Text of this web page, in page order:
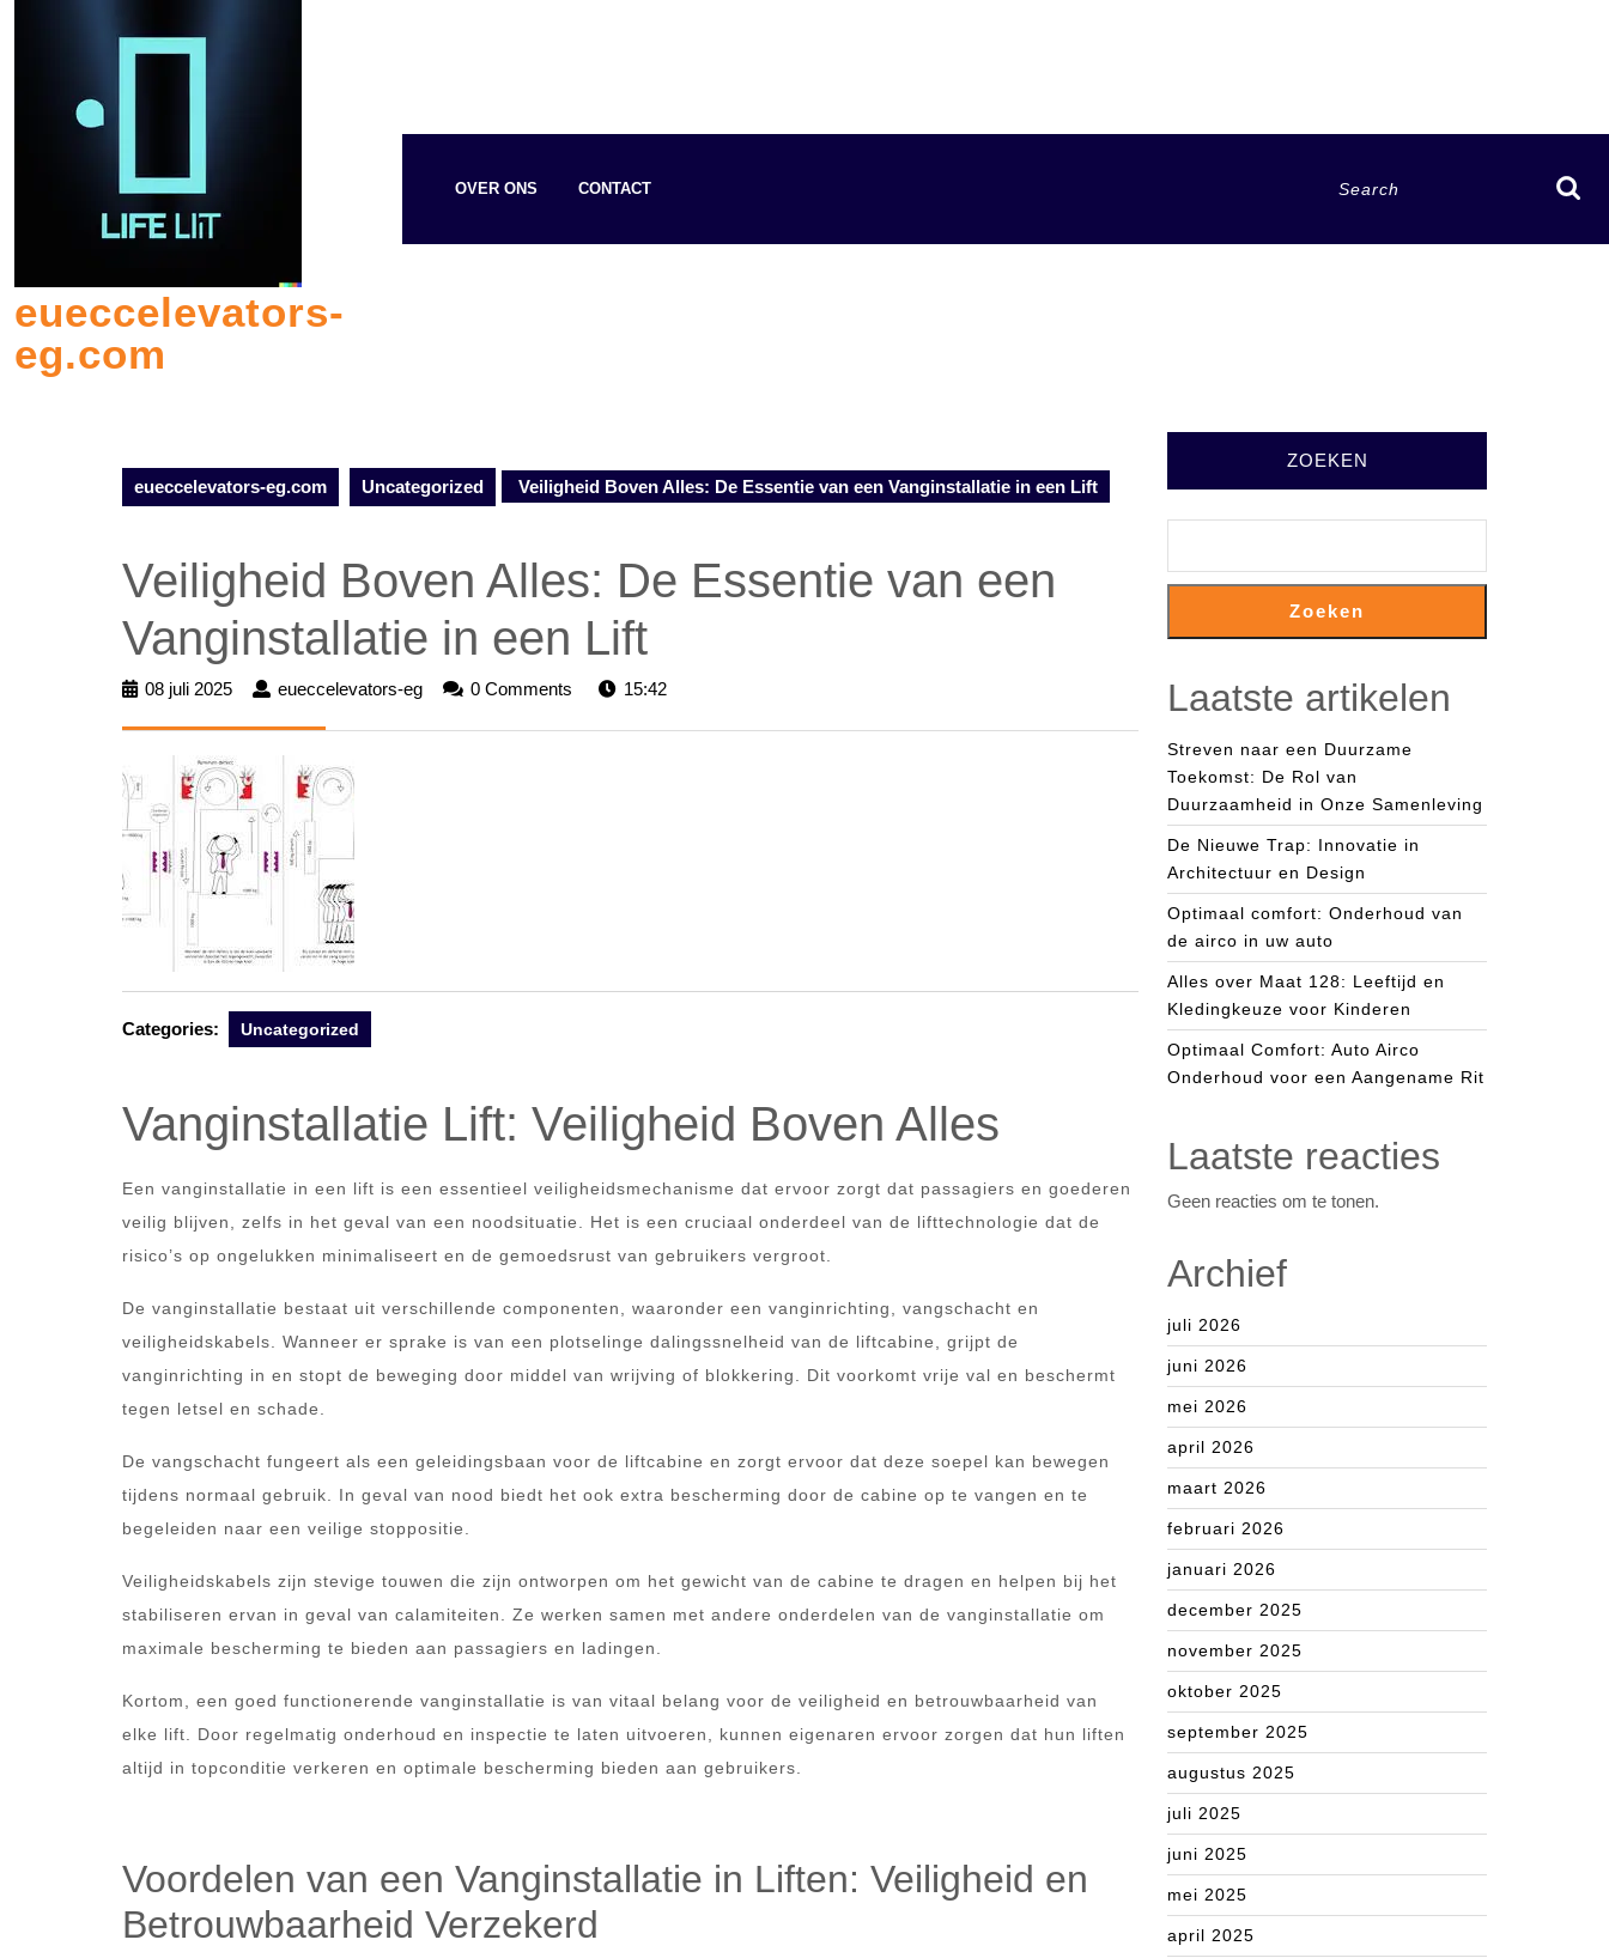
eueccelevators-
eg.com
OVER ONS CONTACT
eueccelevators-eg.com Uncategorized Veiligheid Boven Alles: De Essentie van een Vanginstallatie in een Lift
Veiligheid Boven Alles: De Essentie van een
Vanginstallatie in een Lift
08 juli 2025
08
eueccelevators-eg
eueccelevators-
0 Comments 15:42
Categories: Uncategorized
Vanginstallatie Lift: Veiligheid Boven Alles
Een vanginstallatie in een lift is een essentieel veiligheidsmechanisme dat ervoor zorgt dat passagiers en goederen
veilig blijven, zelfs in het geval van een noodsituatie. Het is een cruciaal onderdeel van de lifttechnologie dat de
risico’s op ongelukken minimaliseert en de gemoedsrust van gebruikers vergroot.
De vanginstallatie bestaat uit verschillende componenten, waaronder een vanginrichting, vangschacht en
veiligheidskabels. Wanneer er sprake is van een plotselinge dalingssnelheid van de liftcabine, grijpt de
vanginrichting in en stopt de beweging door middel van wrijving of blokkering. Dit voorkomt vrije val en beschermt
tegen letsel en schade.
De vangschacht fungeert als een geleidingsbaan voor de liftcabine en zorgt ervoor dat deze soepel kan bewegen
tijdens normaal gebruik. In geval van nood biedt het ook extra bescherming door de cabine op te vangen en te
begeleiden naar een veilige stoppositie.
Veiligheidskabels zijn stevige touwen die zijn ontworpen om het gewicht van de cabine te dragen en helpen bij het
stabiliseren ervan in geval van calamiteiten. Ze werken samen met andere onderdelen van de vanginstallatie om
maximale bescherming te bieden aan passagiers en ladingen.
Kortom, een goed functionerende vanginstallatie is van vitaal belang voor de veiligheid en betrouwbaarheid van
elke lift. Door regelmatig onderhoud en inspectie te laten uitvoeren, kunnen eigenaren ervoor zorgen dat hun liften
altijd in topconditie verkeren en optimale bescherming bieden aan gebruikers.
Voordelen van een Vanginstallatie in Liften: Veiligheid en
Betrouwbaarheid Verzekerd
ZOEKEN
Zoeken
Laatste artikelen
Streven naar een Duurzame
Toekomst: De Rol van
Duurzaamheid in Onze Samenleving
De Nieuwe Trap: Innovatie in
Architectuur en Design
Optimaal comfort: Onderhoud van
de airco in uw auto
Alles over Maat 128: Leeftijd en
Kledingkeuze voor Kinderen
Optimaal Comfort: Auto Airco
Onderhoud voor een Aangename Rit
Laatste reacties
Geen reacties om te tonen.
Archief
juli 2026
juni 2026
mei 2026
april 2026
maart 2026
februari 2026
januari 2026
december 2025
november 2025
oktober 2025
september 2025
augustus 2025
juli 2025
juni 2025
mei 2025
april 2025